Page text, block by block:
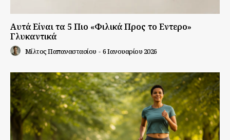
Αυτά Είναι τα 5 Πιο «Φιλικά Προς το Εντερο»
Γλυκαντικά
Μίλτος Παπαναστασίου - 6 Ιανουαρίου 2026